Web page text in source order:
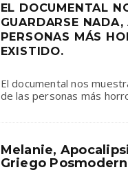
EL DOCUMENTAL
GUARDARSE
PERSONAS MÁS
EXISTIDO.
El documental nos
de las personas más
Melanie,
Griego